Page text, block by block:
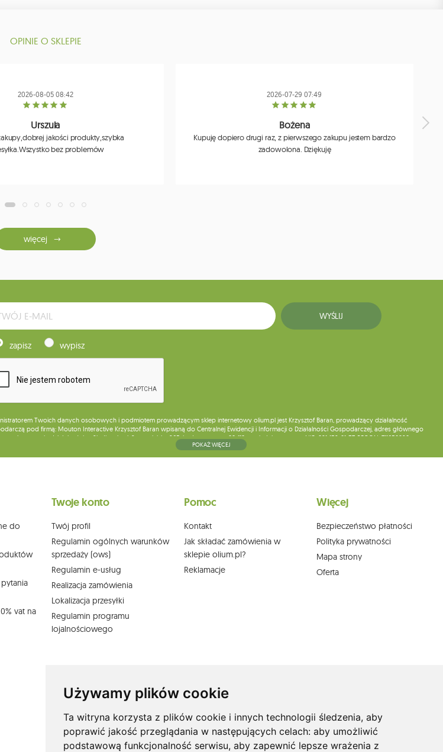
Używamy plików cookie
Ta witryna korzysta z plików cookie i innych technologii śledzenia, aby
poprawić jakość przeglądania w następujących celach: aby umożliwić
podstawową funkcjonalność serwisu, aby zapewnić lepsze wrażenia z
OPINIE O SKLEPIE
2026-08-05 08:42
Urszula
jakości produkty,szybka
bez problemów
2026-07-29 07:49
Bożena
Kupuję dopiero drugi raz, z pierwszego zakupu jestem bardzo
zadowolona. Dziękuję
więcej
WYŚLIJ
zapisz wypisz
Twoich danych osobowych i podmiotem prowadzącym sklep internetowy olium.pl jest Krzysztof Baran, prowadzący działalność
pod firmą: Mouton Interactive Krzysztof Baran wpisaną do Centralnej Ewidencji i Informacji o Działalności Gospodarczej, adres głównego
wykonywania działalności w Siedlcach, ul. Starowiejska 265, kod pocztowy: 08-110, posiadający numer NIP: 821-152-01-37, REGON: 711650928 .
będą przetwarzane w celu wysyłki newslettera i przechowywane do chwili rezygnacji z subskrypcji.
obsługi klienta Mouton Interactive pod adresem e-mail lub pisemnie na adres siedziby.
POKAŻ WIĘCEJ
do
vat na
Twoje konto
Twój profil
Regulamin ogólnych warunków
sprzedaży (ows)
Regulamin e-usług
Realizacja zamówienia
Lokalizacja przesyłki
Regulamin programu
lojalnościowego
Pomoc
Kontakt
Jak składać zamówienia w
sklepie olium.pl?
Reklamacje
Więcej
Bezpieczeństwo płatności
Polityka prywatności
Mapa strony
Oferta